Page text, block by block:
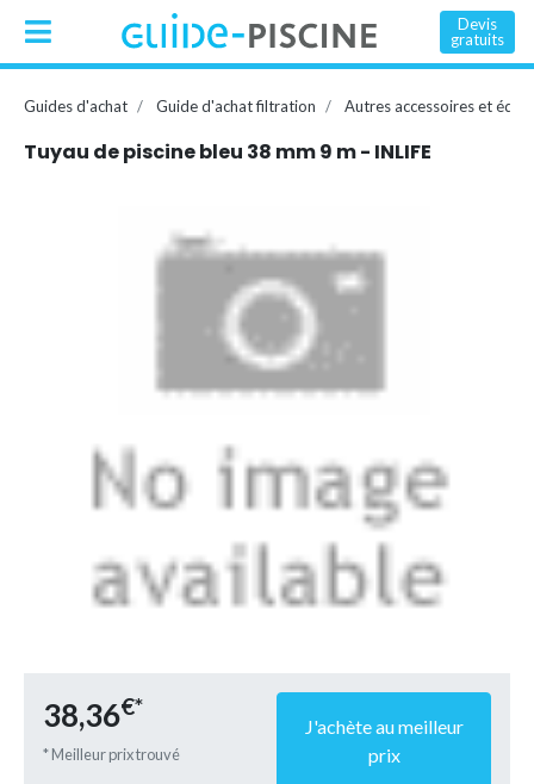
Devis
gratuits
Guides d'achat Guide d'achat filtration Autres accessoires et
Tuyau de piscine bleu 38 mm 9 m - INLIFE
38,36€*
* Meilleur prix trouvé
J'achète au meilleur
prix